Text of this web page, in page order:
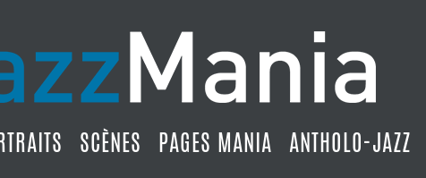
SCÈNES PAGES MANIA ANTHOLO-JAZZ